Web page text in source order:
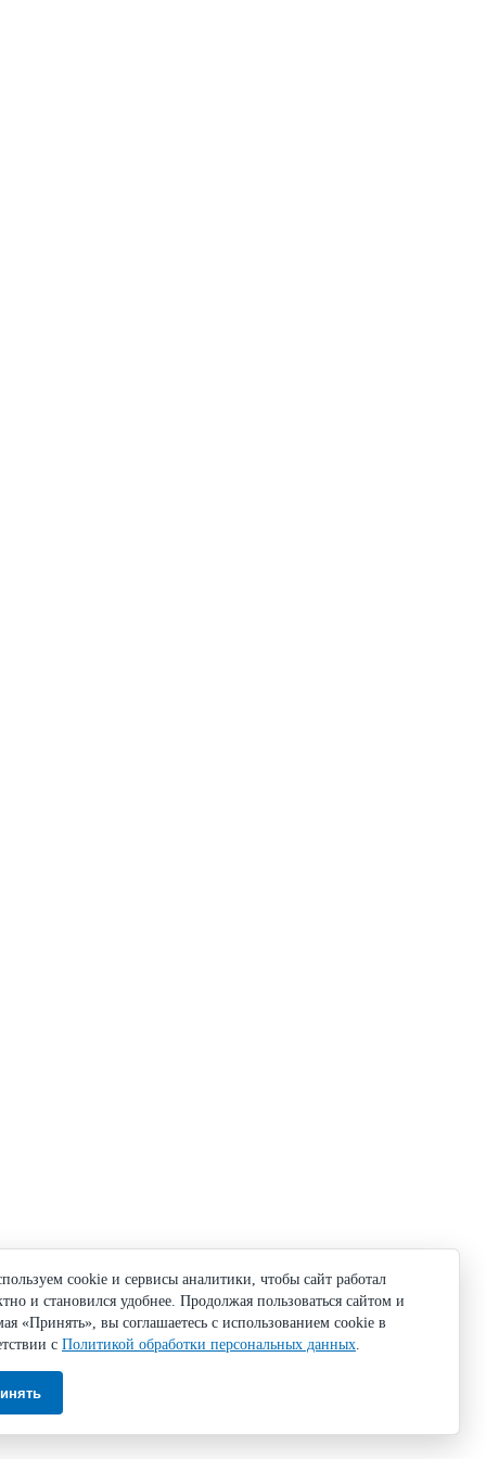
cookie и сервисы аналитики, чтобы сайт работал
и становился удобнее. Продолжая пользоваться сайтом и
«Принять», вы соглашаетесь с использованием cookie в
с Политикой обработки персональных данных.